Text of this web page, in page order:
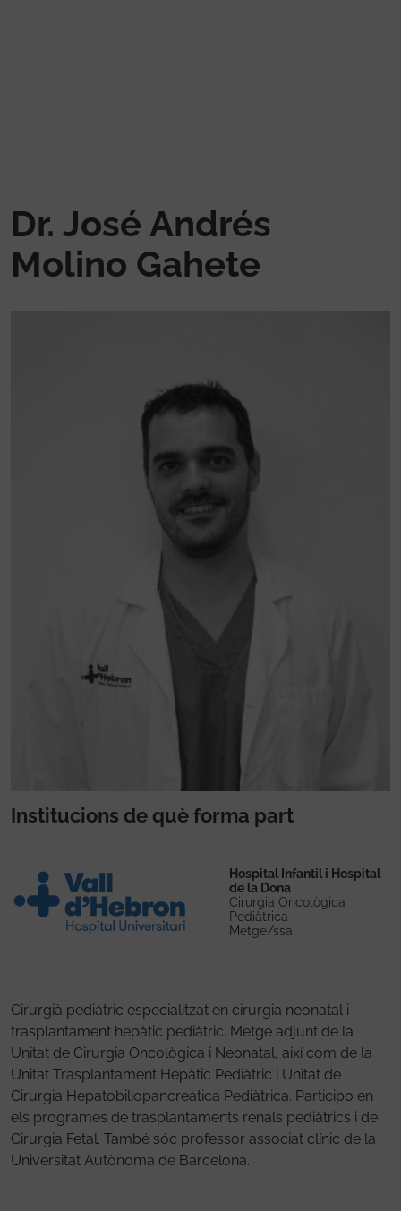
Dr. José Andrés
Molino Gahete
Institucions de què forma part
Hospital Infantil i Hospital
de la Dona
Cirurgia Oncològica
Pediàtrica
Metge/ssa
Cirurgià pediàtric especialitzat en cirurgia neonatal i
trasplantament hepàtic pediàtric. Metge adjunt de la
Unitat de Cirurgia Oncològica i Neonatal, així com de la
Unitat Trasplantament Hepàtic Pediàtric i Unitat de
Cirurgia Hepatobiliopancreàtica Pediàtrica. Participo en
els programes de trasplantaments renals pediàtrics i de
Cirurgia Fetal. També sóc professor associat clínic de la
Universitat Autònoma de Barcelona.